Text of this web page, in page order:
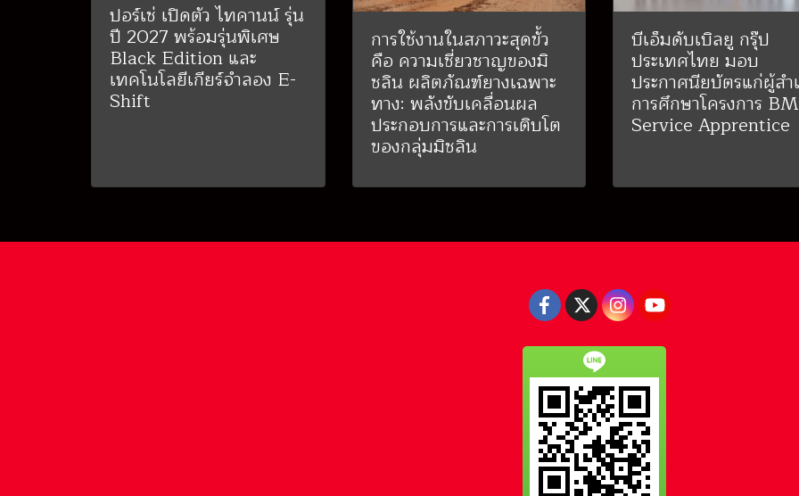
ปอร์เช่ เปิดตัว ไทคานน์ รุ่น
ปี 2027 พร้อมรุ่นพิเศษ
Black Edition และ
เทคโนโลยีเกียร์จำลอง E-
Shift
การใช้งานในสภาวะสุดขั้ว
คือ ความเชี่ยวชาญของมิ
ชลิน ผลิตภัณฑ์ยางเฉพาะ
ทาง: พลังขับเคลื่อนผล
ประกอบการและการเติบโต
ของกลุ่มมิชลิน
บีเอ็มดับเบิลยู กรุ๊ป
ประเทศไทย มอบ
ประกาศนียบัตรแก่ผู้สำ
การศึกษาโครงการ
Service Apprentice